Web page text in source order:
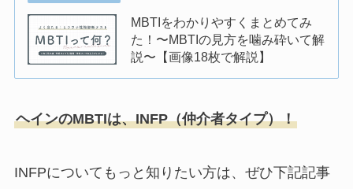
MBTIをわかりやすくまとめてみ
た！〜MBTIの見方を噛み砕いて解
説〜【画像18枚で解説】
ヘインのMBTIは、INFP（仲介者タイプ）！
INFPについてもっと知りたい方は、ぜひ下記記事